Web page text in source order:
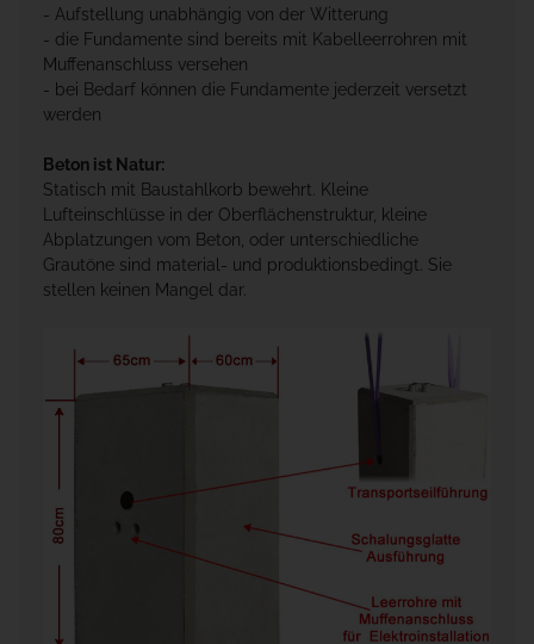
- Aufstellung unabhängig von der Witterung
- die Fundamente sind bereits mit Kabelleerrohren mit
Muffenanschluss versehen
- bei Bedarf können die Fundamente jederzeit versetzt
werden
Beton ist Natur:
Statisch mit Baustahlkorb bewehrt. Kleine
Lufteinschlüsse in der Oberflächenstruktur, kleine
Abplatzungen vom Beton, oder unterschiedliche
Grautöne sind material- und produktionsbedingt. Sie
stellen keinen Mangel dar.